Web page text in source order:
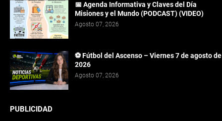
📅 Agenda Informativa y Claves del Día
Misiones y el Mundo (PODCAST) (VIDEO)
Agosto 07, 2026
⚽ Fútbol del Ascenso – Viernes 7 de agosto de
2026
Agosto 07, 2026
PUBLICIDAD